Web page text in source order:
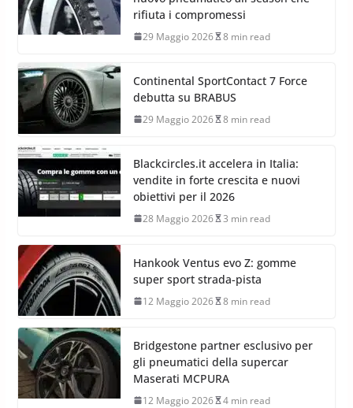
rifiuta i compromessi
29 Maggio 2026 8 min read
Continental SportContact 7 Force
debutta su BRABUS
29 Maggio 2026 8 min read
Blackcircles.it accelera in Italia:
vendite in forte crescita e nuovi
obiettivi per il 2026
28 Maggio 2026 3 min read
Hankook Ventus evo Z: gomme
super sport strada-pista
12 Maggio 2026 8 min read
Bridgestone partner esclusivo per
gli pneumatici della supercar
Maserati MCPURA
12 Maggio 2026 4 min read